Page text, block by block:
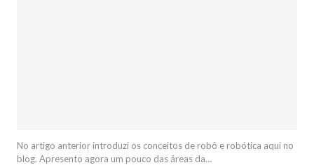
No artigo anterior introduzi os conceitos de robô e robótica aqui no
blog. Apresento agora um pouco das áreas da…